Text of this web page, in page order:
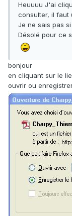
Heuuuu J'ai
consulter, il faut
Je ne sais pas
Désolé pour ce
bonjour
en cliquant sur le
ouvrir ou